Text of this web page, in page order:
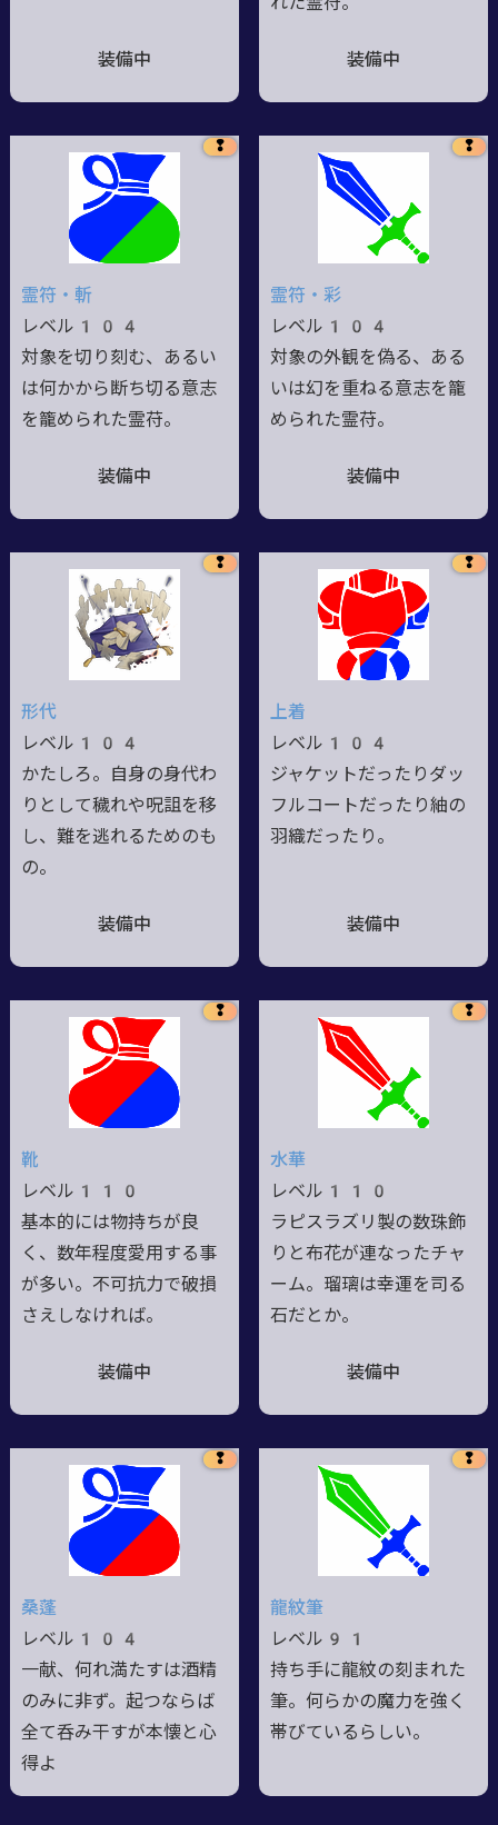
装備中 装備中
❢
霊符・斬
レベル104
対象を切り刻む、あるい
は何かから断ち切る意志
を籠められた霊苻。
装備中
❢
霊符・彩
レベル104
対象の外観を偽る、ある
いは幻を重ねる意志を籠
められた霊苻。
装備中
❢
形代
レベル104
かたしろ。自身の身代わ
りとして穢れや呪詛を移
し、難を逃れるためのも
の。
装備中
❢
上着
レベル104
ジャケットだったりダッ
フルコートだったり紬の
羽織だったり。
装備中
❢
靴
レベル110
基本的には物持ちが良
く、数年程度愛用する事
が多い。不可抗力で破損
さえしなければ。
装備中
❢
水華
レベル110
ラピスラズリ製の数珠飾
りと布花が連なったチャ
ーム。瑠璃は幸運を司る
石だとか。
装備中
❢
桑蓬
レベル104
一献、何れ満たすは酒精
のみに非ず。起つならば
全て呑み干すが本懐と心
得よ
❢
龍紋筆
レベル91
持ち手に龍紋の刻まれた
筆。何らかの魔力を強く
帯びているらしい。